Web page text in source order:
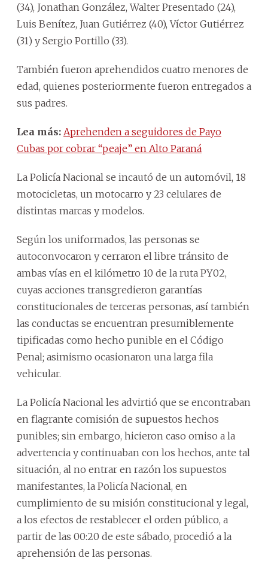
(34), Jonathan González, Walter Presentado (24),
Luis Benítez, Juan Gutiérrez (40), Víctor Gutiérrez
(31) y Sergio Portillo (33).
También fueron aprehendidos cuatro menores de
edad, quienes posteriormente fueron entregados a
sus padres.
Lea más: Aprehenden a seguidores de Payo
Cubas por cobrar “peaje” en Alto Paraná
La Policía Nacional se incautó de un automóvil, 18
motocicletas, un motocarro y 23 celulares de
distintas marcas y modelos.
Según los uniformados, las personas se
autoconvocaron y cerraron el libre tránsito de
ambas vías en el kilómetro 10 de la ruta PY02,
cuyas acciones transgredieron garantías
constitucionales de terceras personas, así también
las conductas se encuentran presumiblemente
tipificadas como hecho punible en el Código
Penal; asimismo ocasionaron una larga fila
vehicular.
La Policía Nacional les advirtió que se encontraban
en flagrante comisión de supuestos hechos
punibles; sin embargo, hicieron caso omiso a la
advertencia y continuaban con los hechos, ante tal
situación, al no entrar en razón los supuestos
manifestantes, la Policía Nacional, en
cumplimiento de su misión constitucional y legal,
a los efectos de restablecer el orden público, a
partir de las 00:20 de este sábado, procedió a la
aprehensión de las personas.